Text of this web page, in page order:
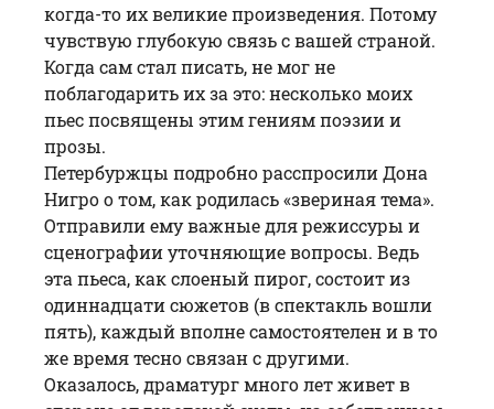
когда-то их великие произведения. Потому
чувствую глубокую связь с вашей страной.
Когда сам стал писать, не мог не
поблагодарить их за это: несколько моих
пьес посвящены этим гениям поэзии и
прозы.
Петербуржцы подробно расспросили Дона
Нигро о том, как родилась «звериная тема».
Отправили ему важные для режиссуры и
сценографии уточняющие вопросы. Ведь
эта пьеса, как слоеный пирог, состоит из
одиннадцати сюжетов (в спектакль вошли
пять), каждый вполне самостоятелен и в то
же время тесно связан с другими.
Оказалось, драматург много лет живет в